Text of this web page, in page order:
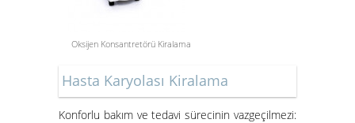
Oksijen Konsantretörü Kiralama
Öneme Sahip Bir Araç
Süper Konfor ile Hasta Bakım
Hasta Karyolası Kiralama
Konforlu bakım ve tedavi sürecinin vazgeçilmezi: